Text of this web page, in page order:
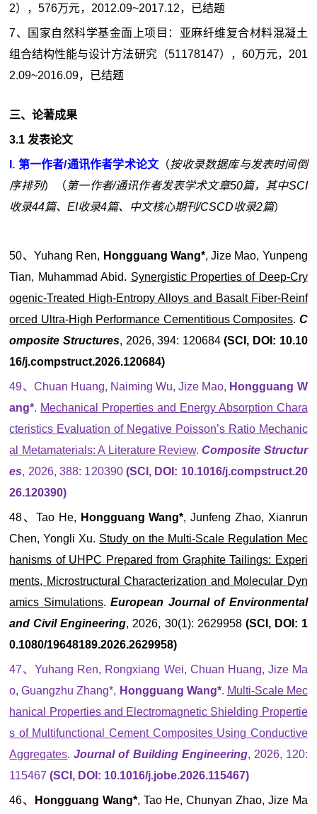
2），576万元，2012.09~2017.12，已结题
7、国家自然科学基金面上项目：亚麻纤维复合材料混凝土
组合结构性能与设计方法研究（51178147），60万元，201
2.09~2016.09，已结题
三、论著成果
3.1 发表论文
I. 第一作者/通讯作者学术论文 （按收录数据库与发表时间倒
序排列）（ 第一作者/通讯作者发表学术文章50篇，其中SCI
收录44篇、EI收录4篇、中文核心期刊/CSCD收录2篇）
50、Yuhang Ren, Hongguang Wang*, Jize Mao, Yunpeng
Tian, Muhammad Abid. Synergistic Properties of Deep-Cry
ogenic-Treated High-Entropy Alloys and Basalt Fiber-Reinf
orced Ultra-High Performance Cementitious Composites. C
omposite Structures, 2026, 394: 120684(SCI, DOI: 10.10
16/j.compstruct.2026.120684)
49、Chuan Huang, Naiming Wu, Jize Mao, Hongguang W
ang*. Mechanical Properties and Energy Absorption Chara
cteristics Evaluation of Negative Poisson’s Ratio Mechanic
al Metamaterials: A Literature Review.Composite Structur
es, 2026, 388: 120390 (SCI, DOI: 10.1016/j.compstruct.20
26.120390)
48、Tao He, Hongguang Wang*, Junfeng Zhao, Xianrun
Chen, Yongli Xu. Study on the Multi-Scale Regulation Mec
hanisms of UHPC Prepared from Graphite Tailings: Experi
ments, Microstructural Characterization and Molecular Dyn
amics Simulations.European Journal of Environmental
and Civil Engineering, 2026, 30(1): 2629958 (SCI, DOI: 1
0.1080/19648189.2026.2629958)
47、Yuhang Ren, Rongxiang Wei, Chuan Huang, Jize Ma
o, Guangzhu Zhang*, Hongguang Wang*. Multi-Scale Mec
hanical Properties and Electromagnetic Shielding Propertie
s of Multifunctional Cement Composites Using Conductive
Aggregates.Journal of Building Engineering, 2026, 120:
115467(SCI, DOI: 10.1016/j.jobe.2026.115467)
46、 Hongguang Wang*, Tao He, Chunyan Zhao, Jize Ma